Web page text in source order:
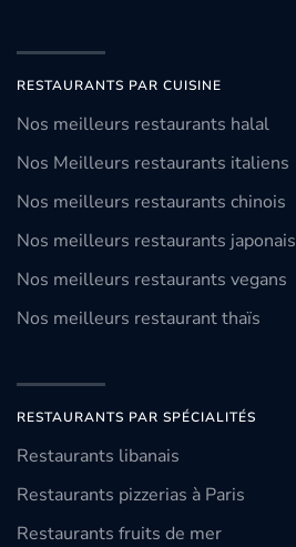
RESTAURANTS PAR CUISINE
Nos meilleurs restaurants halal
Nos Meilleurs restaurants italiens
Nos meilleurs restaurants chinois
Nos meilleurs restaurants japonais
Nos meilleurs restaurants vegans
Nos meilleurs restaurant thaïs
RESTAURANTS PAR SPÉCIALITÉS
Restaurants libanais
Restaurants pizzerias à Paris
Restaurants fruits de mer